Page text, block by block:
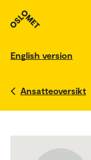
English version
Ansatteoversikt